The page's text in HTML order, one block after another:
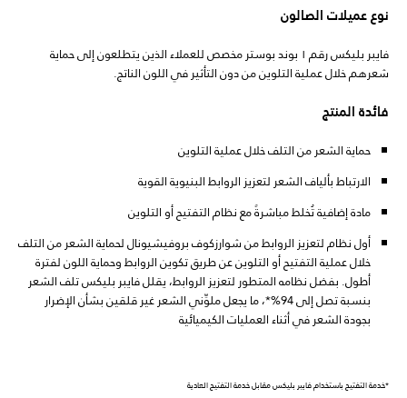
نوع عميلات الصالون
فايبر بليكس رقم ١ بوند بوستر مخصص للعملاء الذين يتطلعون إلى حماية
شعرهم خلال عملية التلوين من دون التأثير في اللون الناتج.
فائدة المنتج
حماية الشعر من التلف خلال عملية التلوين
الارتباط بألياف الشعر لتعزيز الروابط البنيوية القوية
مادة إضافية تُخلط مباشرةً مع نظام التفتيح أو التلوين
أول نظام لتعزيز الروابط من شوارزكوف بروفيشيونال لحماية الشعر من التلف
خلال عملية التفتيح أو التلوين عن طريق تكوين الروابط وحماية اللون لفترة
أطول. بفضل نظامه المتطور لتعزيز الروابط، يقلل فايبر بليكس تلف الشعر
بنسبة تصل إلى 94%*، ما يجعل ملوِّني الشعر غير قلقين بشأن الإضرار
بجودة الشعر في أثناء العمليات الكيميائية
*خدمة التفتيح باستخدام فايبر بليكس مقابل خدمة التفتيح العادية